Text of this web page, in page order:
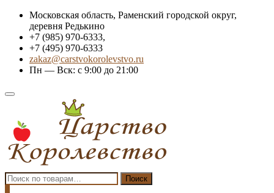
Skip
content
Московская область, Раменский городской округ,
деревня Редькино
+7 (985) 970-6333,
+7 (495) 970-6333
zakaz@carstvokorolevstvo.ru
Пн — Вск: с 9:00 до 21:00
Topbar
Искать: Поиск